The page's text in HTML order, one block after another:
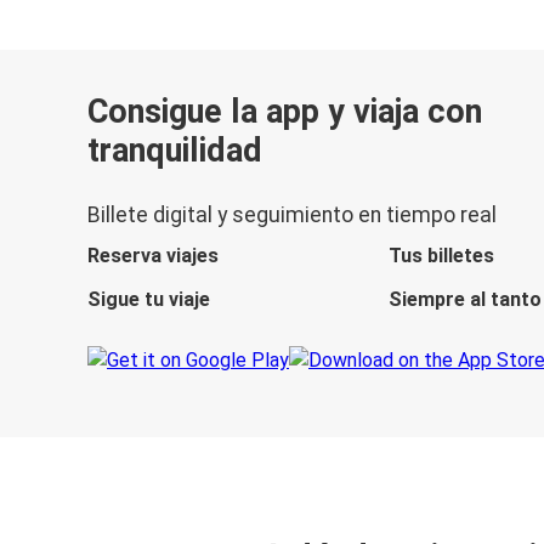
Consigue la app y viaja con
tranquilidad
Billete digital y seguimiento en tiempo real
Reserva viajes
Tus billetes
Sigue tu viaje
Siempre al tanto